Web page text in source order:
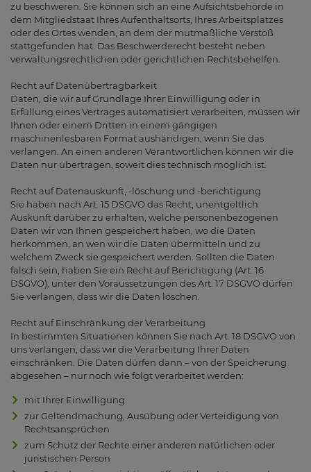
zu beschweren. Sie können sich an eine Aufsichtsbehörde in
dem Mitgliedstaat Ihres Aufenthaltsorts, Ihres Arbeitsplatzes
oder des Ortes wenden, an dem der mutmaßliche Verstoß
stattgefunden hat. Das Beschwerderecht besteht neben
verwaltungsrechtlichen oder gerichtlichen Rechtsbehelfen.
Recht auf Datenübertragbarkeit
Daten, die wir auf Grundlage Ihrer Einwilligung oder in
Erfüllung eines Vertrages automatisiert verarbeiten, müssen wir
Ihnen oder einem Dritten in einem gängigen
maschinenlesbaren Format aushändigen, wenn Sie das
verlangen. An einen anderen Verantwortlichen können wir die
Daten nur übertragen, soweit dies technisch möglich ist.
Recht auf Datenauskunft, -löschung und -berichtigung
Sie haben nach Art. 15 DSGVO das Recht, unentgeltlich
Auskunft darüber zu erhalten, welche personenbezogenen
Daten wir von Ihnen gespeichert haben, wo die Daten
herkommen, an wen wir die Daten übermitteln und zu
welchem Zweck sie gespeichert werden. Sollten die Daten
falsch sein, haben Sie ein Recht auf Berichtigung (Art. 16
DSGVO), unter den Voraussetzungen des Art. 17 DSGVO dürfen
Sie verlangen, dass wir die Daten löschen.
Recht auf Einschränkung der Verarbeitung
In bestimmten Situationen können Sie nach Art. 18 DSGVO von
uns verlangen, dass wir die Verarbeitung Ihrer Daten
einschränken. Die Daten dürfen dann – von der Speicherung
abgesehen – nur noch wie folgt verarbeitet werden:
mit Ihrer Einwilligung
zur Geltendmachung, Ausübung oder Verteidigung von
Rechtsansprüchen
zum Schutz der Rechte einer anderen natürlichen oder
juristischen Person